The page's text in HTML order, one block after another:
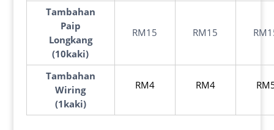
Tambahan
Paip
Longkang
(10kaki)
RM15 RM15
Tambahan
Wiring
(1kaki)
RM4 RM4